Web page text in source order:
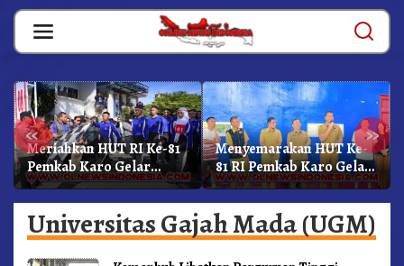
Skip
content
« »
Meriahkan HUT RI Ke-81
Pemkab Karo Gelar
Gerak Jalan
Kemerdekaan.!
Menyemarakan HUT Ke-
81 RI Pemkab Karo Gelar
Pertandingan Olahraga
Universitas Gajah Mada (UGM)